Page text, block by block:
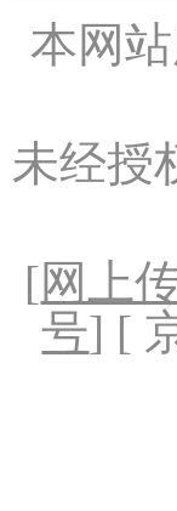
本网
未经授
[网上
号] [